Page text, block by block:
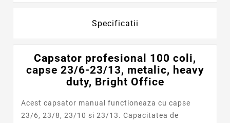
Specificatii
Capsator profesional 100 coli,
capse 23/6-23/13, metalic, heavy
duty, Bright Office
Acest capsator manual functioneaza cu capse
23/6, 23/8, 23/10 si 23/13. Capacitatea de